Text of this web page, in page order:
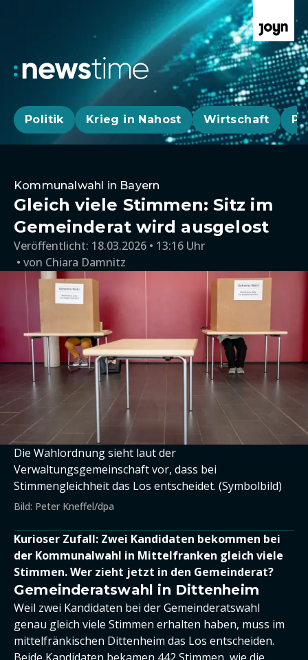
Politik Krieg in Nahost Wirtschaft
Kommunalwahl in Bayern
Gleich viele Stimmen: Sitz im
Gemeinderat wird ausgelost
Veröffentlicht: 18.03.2026 • 13:16 Uhr
von Chiara Damnitz
Die Wahlordnung sieht laut der
Verwaltungsgemeinschaft vor, dass bei
Stimmengleichheit das Los entscheidet. (Symbolbild)
Bild: Peter Kneffel/dpa
Kurioser Zufall: Zwei Kandidaten bekommen bei
der Kommunalwahl in Mittelfranken gleich viele
Stimmen. Wer zieht jetzt in den Gemeinderat?
Gemeinderatswahl in Dittenheim
Weil zwei Kandidaten bei der Gemeinderatswahl
genau gleich viele Stimmen erhalten haben, muss im
mittelfränkischen Dittenheim das Los entscheiden.